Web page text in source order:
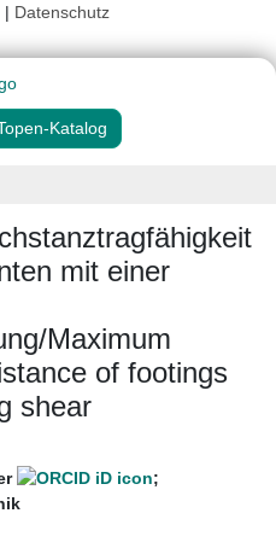
| Datenschutz
Katalog
mit einer
Maximum
of footings
shear
;